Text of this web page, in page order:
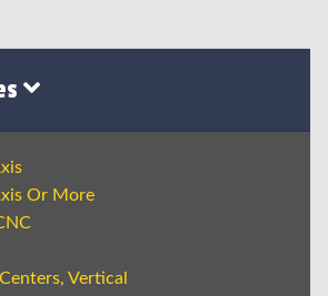
Or More
Vertical